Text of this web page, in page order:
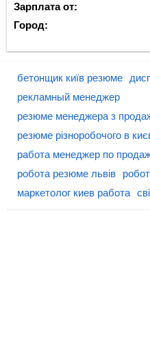
Зарплата от:
Город:
бетонщик київ резюме
рекламный менеджер
резюме менеджера з
резюме різноробочого в
работа менеджер по
робота резюме львів
маркетолог киев работа